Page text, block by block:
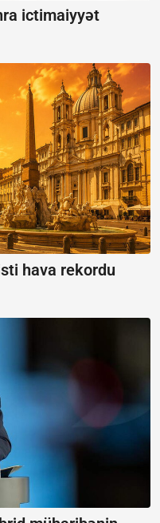
ictimaiyyət
hava rekordu